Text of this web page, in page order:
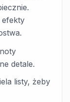
efekty
detale.
listy, żeby